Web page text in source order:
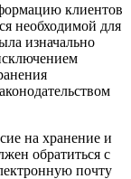
клиентов
необходимой для
изначально
на хранение и
обратиться с
почту